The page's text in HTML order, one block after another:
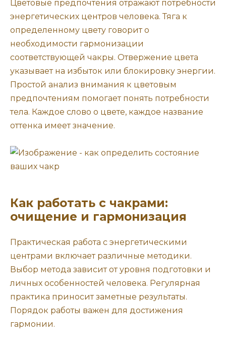
Цветовые предпочтения отражают потребности
энергетических центров человека. Тяга к
определенному цвету говорит о
необходимости гармонизации
соответствующей чакры. Отвержение цвета
указывает на избыток или блокировку энергии.
Простой анализ внимания к цветовым
предпочтениям помогает понять потребности
тела. Каждое слово о цвете, каждое название
оттенка имеет значение.
Как работать с чакрами:
очищение и гармонизация
Практическая работа с энергетическими
центрами включает различные методики.
Выбор метода зависит от уровня подготовки и
личных особенностей человека. Регулярная
практика приносит заметные результаты.
Порядок работы важен для достижения
гармонии.